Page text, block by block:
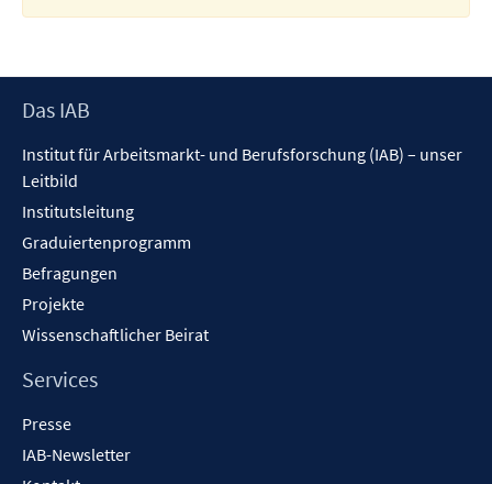
Footer
Das IAB
Institut für Arbeitsmarkt- und Berufsforschung (IAB) – unser
Leitbild
Institutsleitung
Graduiertenprogramm
Befragungen
Projekte
Wissenschaftlicher Beirat
Services
Presse
IAB-Newsletter